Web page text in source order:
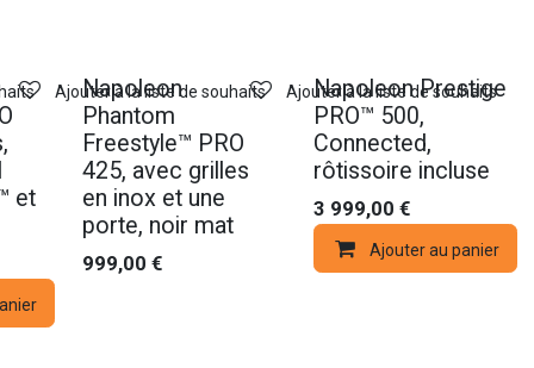
et
Napoleon
Phantom
Freestyle™ PRO
425, avec grilles
en inox et une
porte, noir mat
999,00 €
Ajouter à la liste de souhaits Nouveau !
Napoleon Prestige
PRO™ 500,
Connected,
rôtissoire incluse
3 999,00 €
Ajouter au panier
Ajouter à la liste de souhaits